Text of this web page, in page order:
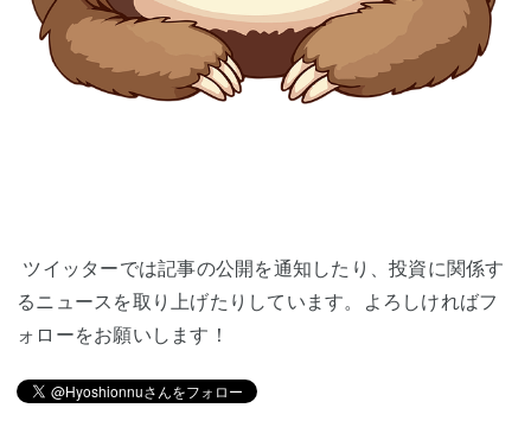
ツイッターでは記事の公開を通知したり、投資に関係す
るニュースを取り上げたりしています。よろしければフ
ォローをお願いします！